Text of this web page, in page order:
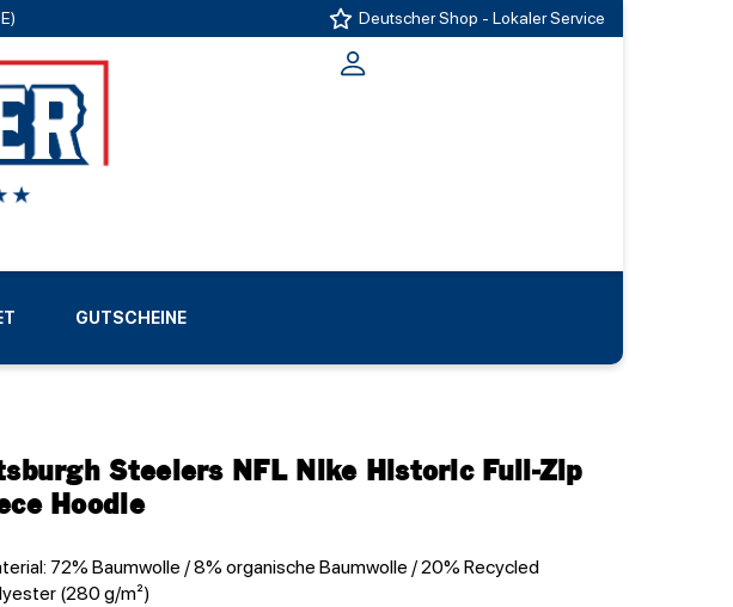
Deutscher Shop - Lokaler Service
GUTSCHEINE
Steelers NFL Nike Historic Full-Zip
Hoodie
72% Baumwolle / 8% organische Baumwolle / 20% Recycled
(280 g/m²)